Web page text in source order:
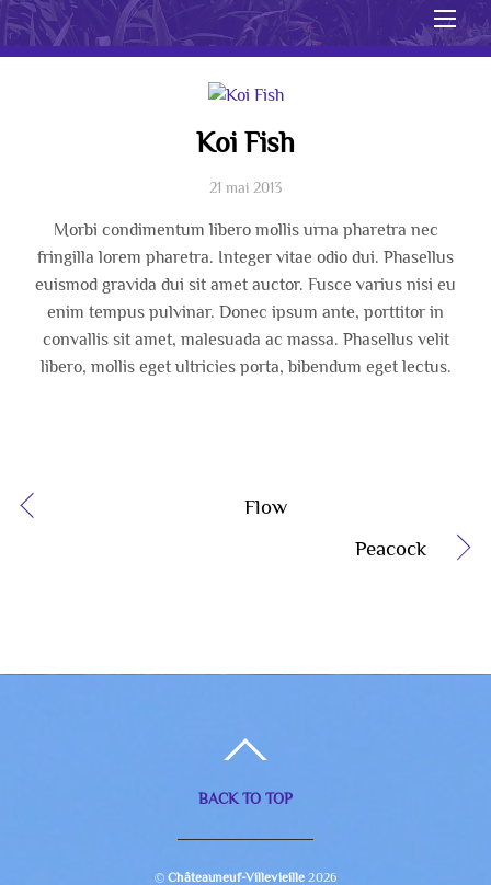
Koi Fish
21 mai 2013
Morbi condimentum libero mollis urna pharetra nec
fringilla lorem pharetra. Integer vitae odio dui. Phasellus
euismod gravida dui sit amet auctor. Fusce varius nisi eu
enim tempus pulvinar. Donec ipsum ante, porttitor in
convallis sit amet, malesuada ac massa. Phasellus velit
libero, mollis eget ultricies porta, bibendum eget lectus.
Flow
Peacock
BACK TO TOP
©Châteauneuf-Villevieille 2026